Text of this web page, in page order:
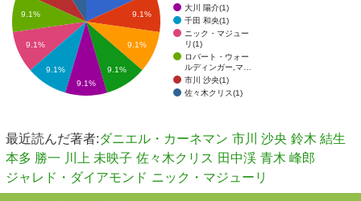
大川 陽介(1)
千田 和央(1)
ニック・マジュー
リ(1)
ロバート・ウォー
ルディンガー,マ…
市川 沙央(1)
佐々木クリス(1)
9.1%
9.1%
9.1%
9.1%
9.1%
9.1%
9.1%
最近読んだ著者:ダニエル・カーネマン 市川 沙央 鈴木 結生
本多 勝一 川上 未映子 佐々木クリス 田中渓 青木 峰郎
ジャレド・ダイアモンド ニック・マジューリ